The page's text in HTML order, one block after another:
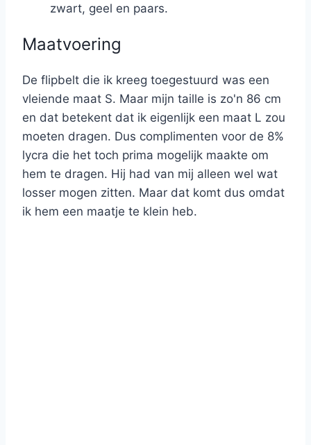
zwart, geel en paars.
Maatvoering
De flipbelt die ik kreeg toegestuurd was een
vleiende maat S. Maar mijn taille is zo'n 86 cm
en dat betekent dat ik eigenlijk een maat L zou
moeten dragen. Dus complimenten voor de 8%
lycra die het toch prima mogelijk maakte om
hem te dragen. Hij had van mij alleen wel wat
losser mogen zitten. Maar dat komt dus omdat
ik hem een maatje te klein heb.